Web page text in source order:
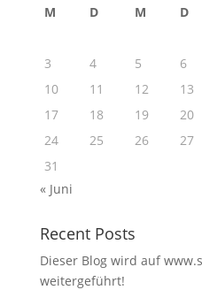
M D M D
3
4 5 6
10
11 12 13
17
18 19 20
24
25 26 27
31
« Juni
Recent Posts
Dieser Blog wird auf
weitergeführt!